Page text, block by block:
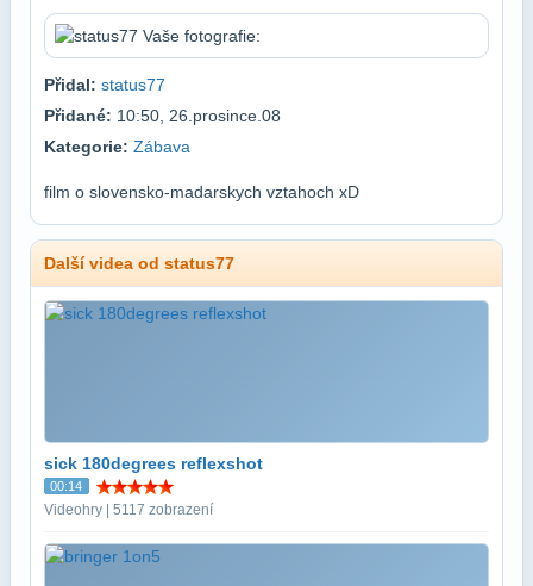
Přidal: status77
Přidané: 10:50, 26.prosince.08
Kategorie: Zábava
film o slovensko-madarskych vztahoch xD
Další videa od status77
sick 180degrees reflexshot
00:14
Videohry | 5117 zobrazení